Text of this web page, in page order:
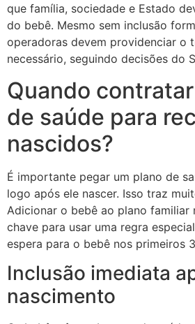
que família, sociedade e Estado
do bebê. Mesmo sem inclusão
operadoras devem providenciar o
necessário, seguindo decisões do
Quando
de saúde para
nascidos?
É importante pegar um plano de
logo após ele nascer. Isso traz
Adicionar o bebê ao plano familiar
chave para usar uma regra
espera para o bebê nos primeiros
Inclusão imediata
nascimento